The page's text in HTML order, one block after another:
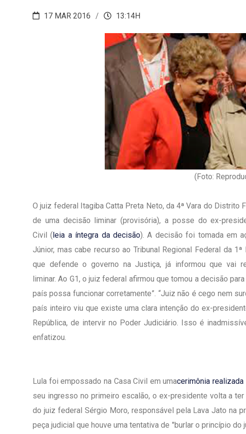
17 MAR 2016 13:14H
(Foto:
O juiz federal Itagiba Catta Preta Neto, da 4ª Vara do Distrito
de uma decisão liminar (provisória), a posse do ex-
Civil (leia a íntegra da decisão). A decisão foi tomada em
Júnior, mas cabe recurso ao Tribunal Regional Federal da 1ª
que defende o governo na Justiça, já informou que vai
liminar. Ao G1, o juiz federal afirmou que tomou a decisão
país possa funcionar corretamente”. “Juiz não é cego nem
país inteiro viu que existe uma clara intenção do ex-
República, de intervir no Poder Judiciário. Isso é
enfatizou.
Lula foi empossado na Casa Civil em umacerimônia realizada
seu ingresso no primeiro escalão, o ex-presidente volta a
do juiz federal Sérgio Moro, responsável pela Lava Jato na
peça judicial que houve uma tentativa de "burlar o princípio
1º Dia - São Pedro Do Bairro
D’água